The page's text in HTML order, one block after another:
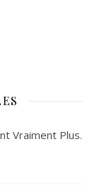
Vraiment Plus.